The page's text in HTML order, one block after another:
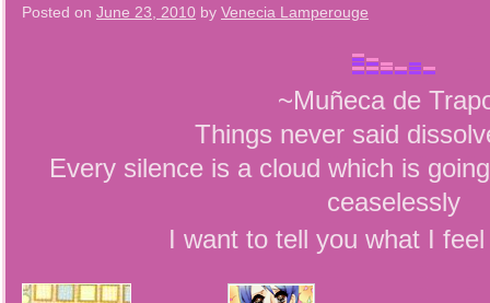
Posted on June 23, 2010 by Venecia Lamperouge
~Muñeca de
Things never said
Every silence is a cloud which is
ceaselessly
I want to tell you what I